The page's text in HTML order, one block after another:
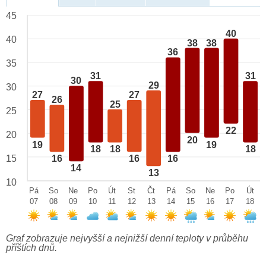
27
19
26
16
30
14
31
18
25
18
27
16
29
13
36
16
38
20
38
19
40
22
31
18
45
40
35
30
25
20
15
10
Pá
07
So
08
Ne
09
Po
10
Út
11
St
12
Čt
13
Pá
14
So
15
Ne
16
Po
17
Út
18
Graf zobrazuje nejvyšší a nejnižší denní teploty v průběhu
příštích dnů.